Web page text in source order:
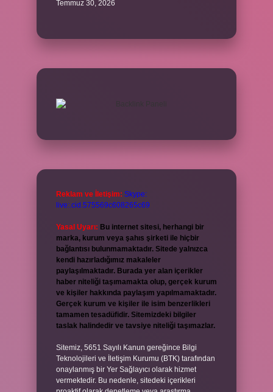
Temmuz 30, 2026
Reklam ve İletişim: Skype:
live:.cid.575569c608265c69
Yasal Uyarı: Bu internet sitesi, herhangi bir
marka, kurum veya şahıs şirketi ile hiçbir
bağlantısı bulunmamaktadır. Sitede yalnızca
kendi hazırladığımız makaleler
paylaşılmaktadır. Burada yer alan içerikler
haber niteliği taşımamakta olup, gerçek kurum
ve kişiler hakkında paylaşım yapılmamaktadır.
Gerçek kurum ve kişiler ile isim benzerlikleri
tamamen tesadüfidir. Sitemizdeki bilgiler
taslak halindedir ve tavsiye niteliği taşımazlar.
Sitemiz, 5651 Sayılı Kanun gereğince Bilgi
Teknolojileri ve İletişim Kurumu (BTK) tarafından
onaylanmış bir Yer Sağlayıcı olarak hizmet
vermektedir. Bu nedenle, sitedeki içerikleri